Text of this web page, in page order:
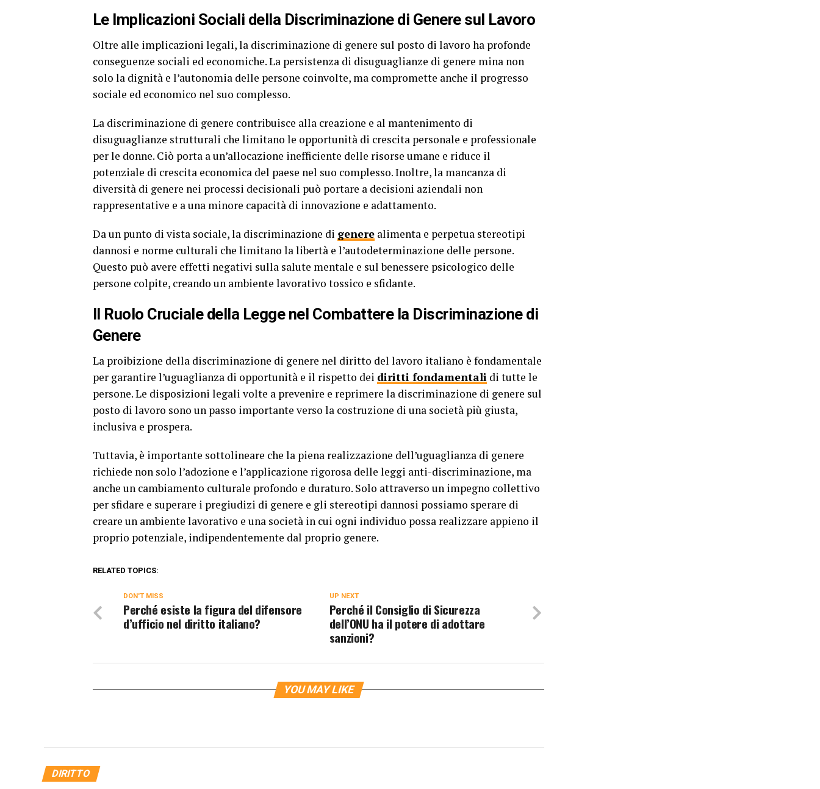
Le Implicazioni Sociali della Discriminazione di Genere sul Lavoro
Oltre alle implicazioni legali, la discriminazione di genere sul posto di lavoro ha profonde
conseguenze sociali ed economiche. La persistenza di disuguaglianze di genere mina non
solo la dignità e l’autonomia delle persone coinvolte, ma compromette anche il progresso
sociale ed economico nel suo complesso.
La discriminazione di genere contribuisce alla creazione e al mantenimento di
disuguaglianze strutturali che limitano le opportunità di crescita personale e professionale
per le donne. Ciò porta a un’allocazione inefficiente delle risorse umane e riduce il
potenziale di crescita economica del paese nel suo complesso. Inoltre, la mancanza di
diversità di genere nei processi decisionali può portare a decisioni aziendali non
rappresentative e a una minore capacità di innovazione e adattamento.
Da un punto di vista sociale, la discriminazione di genere alimenta e perpetua stereotipi
dannosi e norme culturali che limitano la libertà e l’autodeterminazione delle persone.
Questo può avere effetti negativi sulla salute mentale e sul benessere psicologico delle
persone colpite, creando un ambiente lavorativo tossico e sfidante.
Il Ruolo Cruciale della Legge nel Combattere la Discriminazione di
Genere
La proibizione della discriminazione di genere nel diritto del lavoro italiano è fondamentale
per garantire l’uguaglianza di opportunità e il rispetto dei diritti fondamentali di tutte le
persone. Le disposizioni legali volte a prevenire e reprimere la discriminazione di genere sul
posto di lavoro sono un passo importante verso la costruzione di una società più giusta,
inclusiva e prospera.
Tuttavia, è importante sottolineare che la piena realizzazione dell’uguaglianza di genere
richiede non solo l’adozione e l’applicazione rigorosa delle leggi anti-discriminazione, ma
anche un cambiamento culturale profondo e duraturo. Solo attraverso un impegno collettivo
per sfidare e superare i pregiudizi di genere e gli stereotipi dannosi possiamo sperare di
creare un ambiente lavorativo e una società in cui ogni individuo possa realizzare appieno il
proprio potenziale, indipendentemente dal proprio genere.
RELATED TOPICS:
UP NEXT
Perché il Consiglio di Sicurezza
dell’ONU ha il potere di adottare
sanzioni?
DON'T MISS
Perché esiste la figura del difensore
d’ufficio nel diritto italiano?
YOU MAY LIKE
DIRITTO